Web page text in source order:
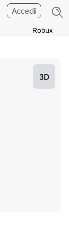
Robux
Accedi
3D